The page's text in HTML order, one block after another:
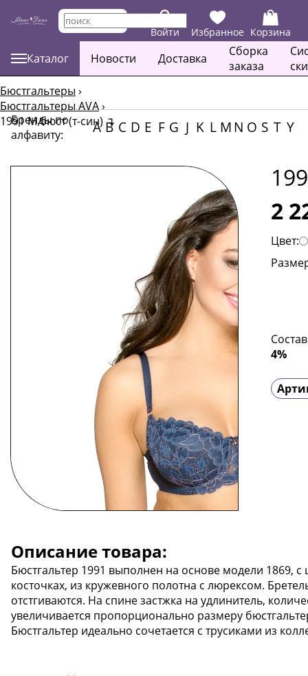
Войти Избранное Корзина
Каталог Новости Доставка
Сборка
заказа
Бюстгальтеры ›
Бюстгальтеры AVA›
1991 M бюст (т-син) ↴
Бренды по
алфавиту:
A B C D E F G J K L MN O S T Y
2
Цвет:
4%
Описание товара:
Бюстгальтер 1991 выполнен на основе модели 1869,
косточках, из кружевного полотна с люрексом.
отстгиваются. На спине застжка на удлинитель,
увеличивается пропорционально размеру
Бюстгальтер идеально сочетается с трусиками из